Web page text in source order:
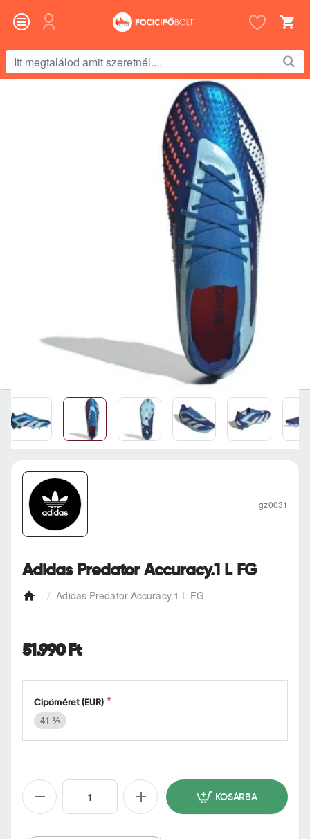
megtalálod
e
Adidas Predator Accuracy.1 L FG
Adidas Predator Accuracy.1 L FG
gz0031
51.990 Ft
Cipőméret (EUR)
41 ⅓
KOSÁRBA